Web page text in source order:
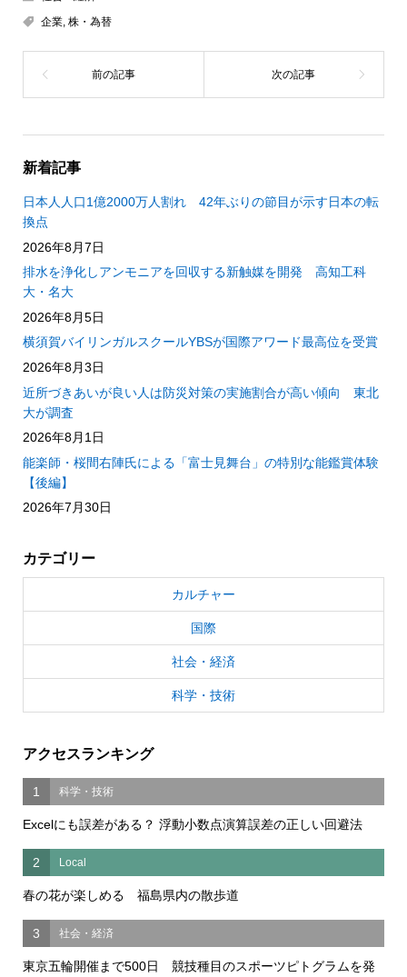
企業, 株・為替
新着記事
日本人人口1億2000万人割れ 42年ぶりの節目が示す日本の転
換点
2026年8月7日
排水を浄化しアンモニアを回収する新触媒を開発 高知工科
大・名大
2026年8月5日
横須賀バイリンガルスクールYBSが国際アワード最高位を受賞
2026年8月3日
近所づきあいが良い人は防災対策の実施割合が高い傾向 東北
大が調査
2026年8月1日
能楽師・桜間右陣氏による「富士見舞台」の特別な能鑑賞体験
【後編】
2026年7月30日
カテゴリー
カルチャー
国際
社会・経済
科学・技術
アクセスランキング
1 科学・技術
Excelにも誤差がある？ 浮動小数点演算誤差の正しい回避法
2 Local
春の花が楽しめる 福島県内の散歩道
3 社会・経済
東京五輪開催まで500日 競技種目のスポーツピトグラムを発